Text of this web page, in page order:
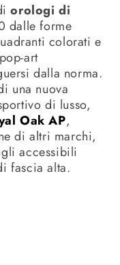
orologi di
dalle forme
colorati e
art
dalla norma.
una nuova
di lusso,
Oak AP,
di altri marchi,
accessibili
fascia alta.